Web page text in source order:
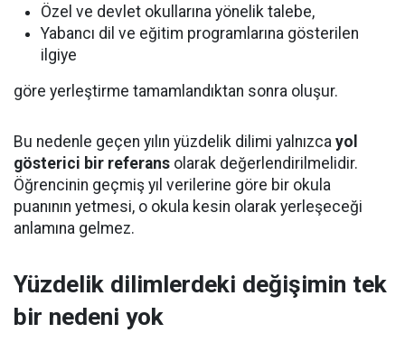
Özel ve devlet okullarına yönelik talebe,
Yabancı dil ve eğitim programlarına gösterilen
ilgiye
göre yerleştirme tamamlandıktan sonra oluşur.
Bu nedenle geçen yılın yüzdelik dilimi yalnızca yol
gösterici bir referans olarak değerlendirilmelidir.
Öğrencinin geçmiş yıl verilerine göre bir okula
puanının yetmesi, o okula kesin olarak yerleşeceği
anlamına gelmez.
Yüzdelik dilimlerdeki değişimin tek
bir nedeni yok